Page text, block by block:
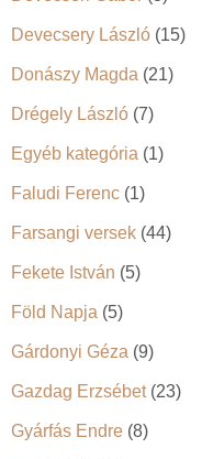
Devecsery László (15)
Donászy Magda (21)
Drégely László (7)
Egyéb kategória (1)
Faludi Ferenc (1)
Farsangi versek (44)
Fekete István (5)
Föld Napja (5)
Gárdonyi Géza (9)
Gazdag Erzsébet(23)
Gyárfás Endre (8)